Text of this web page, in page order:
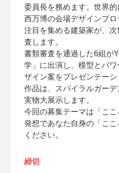
委員長を務めます。世界
西万博の会場デザインプ
注目を集める建築家が、
査します。
書類審査を通過した6組が
学」に出演し、模型とパ
ザイン案をプレゼンテー
作品は、スパイラルガー
実物大展示します。
今回の募集テーマは「こ
発想であなた自身の「こ
ください。
締切